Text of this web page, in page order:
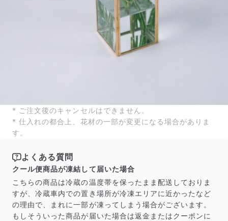
* ご注文後のキャンセルはできません。
* 仕入れの都合上、花材の一部が変更になる場合がありま
す。
よくある質問
クール便商品が凍結して届いた場合
こちらの商品は冷蔵の温度帯を保ったまま配送しておりま
すが、冷蔵車内での置き場所が冷凍エリアに近かったなど
の理由で、まれに一部が凍ってしまう場合がございます。
もしそういった商品が届いた場合は返金またはクーポンに